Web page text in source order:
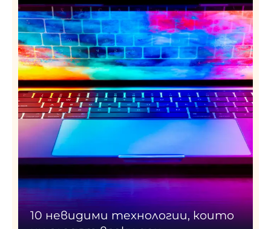
10 невидими технологии, които